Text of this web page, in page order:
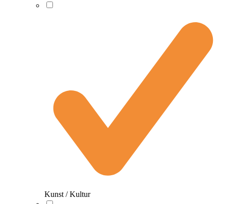
Kunst / Kultur